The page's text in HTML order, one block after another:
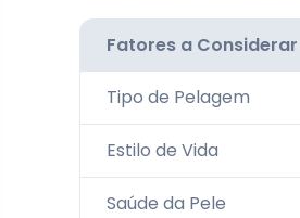
Fatores a Considerar
Tipo de Pelagem
Estilo de Vida
Saúde da Pele